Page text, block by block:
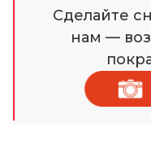
Сделайте
нам —